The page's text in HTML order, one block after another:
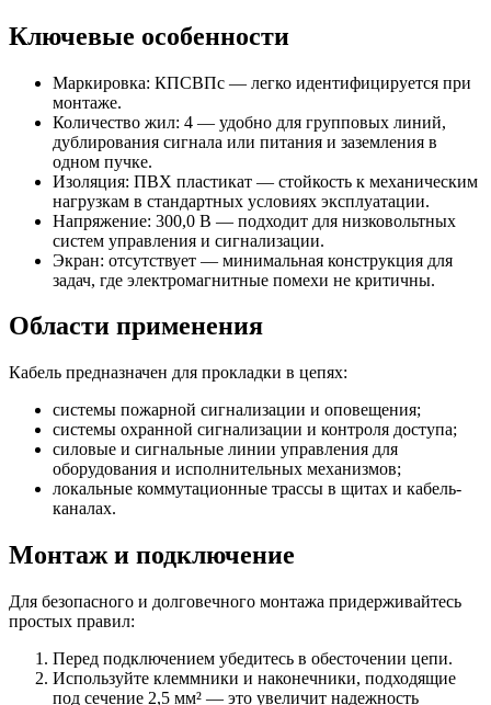
Ключевые особенности
Маркировка: КПСВПс — легко идентифицируется при
монтаже.
Количество жил: 4 — удобно для групповых линий,
дублирования сигнала или питания и заземления в
одном пучке.
Изоляция: ПВХ пластикат — стойкость к механическим
нагрузкам в стандартных условиях эксплуатации.
Напряжение: 300,0 В — подходит для низковольтных
систем управления и сигнализации.
Экран: отсутствует — минимальная конструкция для
задач, где электромагнитные помехи не критичны.
Области применения
Кабель предназначен для прокладки в цепях:
системы пожарной сигнализации и оповещения;
системы охранной сигнализации и контроля доступа;
силовые и сигнальные линии управления для
оборудования и исполнительных механизмов;
локальные коммутационные трассы в щитах и кабель-
каналах.
Монтаж и подключение
Для безопасного и долговечного монтажа придерживайтесь
простых правил:
Перед подключением убедитесь в обесточении цепи.
Используйте клеммники и наконечники, подходящие
под сечение 2,5 мм² — это увеличит надежность